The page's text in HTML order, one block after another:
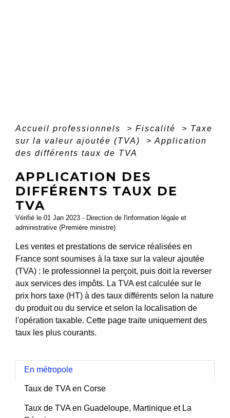
Accueil professionnels > Fiscalité > Taxe
sur la valeur ajoutée (TVA)
> Application
des différents taux de TVA
APPLICATION DES
DIFFÉRENTS TAUX DE
TVA
Vérifié le 01 Jan 2023 - Direction de l'information légale et
administrative (Première ministre)
Les ventes et prestations de service réalisées en
France sont soumises à la taxe sur la valeur ajoutée
(TVA) : le professionnel la perçoit, puis doit la reverser
aux services des impôts. La TVA est calculée sur le
prix hors taxe (HT) à des taux différents selon la nature
du produit ou du service et selon la localisation de
l'opération taxable. Cette page traite uniquement des
taux les plus courants.
En métropole
Taux de TVA en Corse
Taux de TVA en Guadeloupe, Martinique et La